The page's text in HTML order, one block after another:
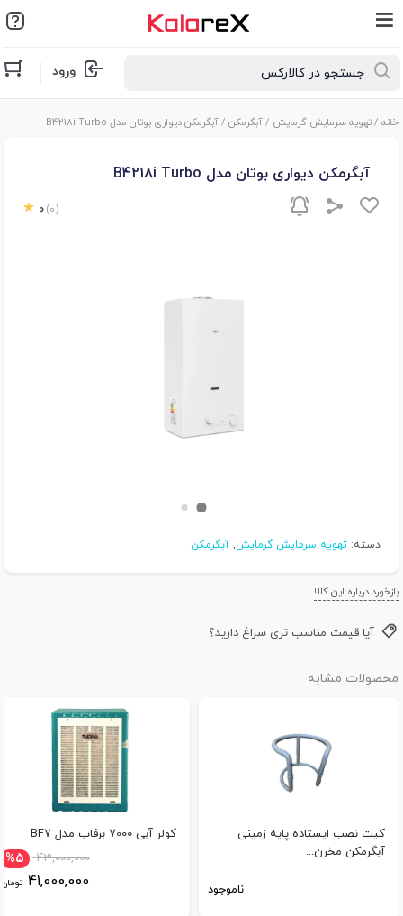
ورود
خانه /تهویه سرمایش گرمایش /آبگرمکن / آبگرمکن دیواری بوتان مدل B4218i Turbo
آبگرمکن دیواری بوتان مدل B4218i Turbo
0 (0)
دسته: تهویه سرمایش گرمایش, آبگرمکن
بازخورد درباره این کالا
آیا قیمت مناسب تری سراغ دارید؟
محصولات مشابه
کیت نصب ایستاده پایه زمینی
آبگرمکن مخرن...
ناموجود
کولر آبی 7000 برفاب مدل BF7
%5 43,000,000
41,000,000 تومان